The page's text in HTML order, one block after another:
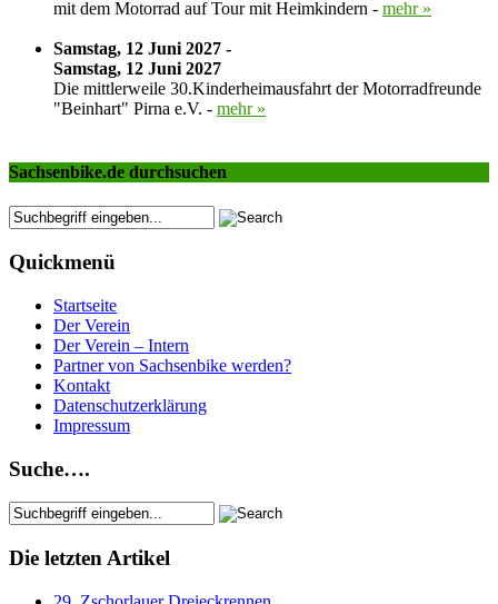
mit dem Motorrad auf Tour mit Heimkindern - mehr »
Samstag, 12 Juni 2027 -
Samstag, 12 Juni 2027
Die mittlerweile 30.Kinderheimausfahrt der Motorradfreunde
"Beinhart" Pirna e.V. - mehr »
Sachsenbike.de durchsuchen
Quickmenü
Startseite
Der Verein
Der Verein – Intern
Partner von Sachsenbike werden?
Kontakt
Datenschutzerklärung
Impressum
Suche….
Die letzten Artikel